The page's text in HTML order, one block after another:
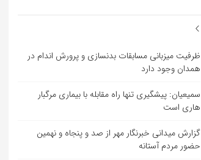
ظرفیت میزبانی مسابقات بدنسازی و پرورش اندام در
همدان وجود دارد
سمیعیان: پیشگیری تنها راه مقابله با بیماری مرگبار
هاری است
گزارش میدانی خبرنگار مهر از صد و پنجاه و نهمین
حضور مردم آستانه